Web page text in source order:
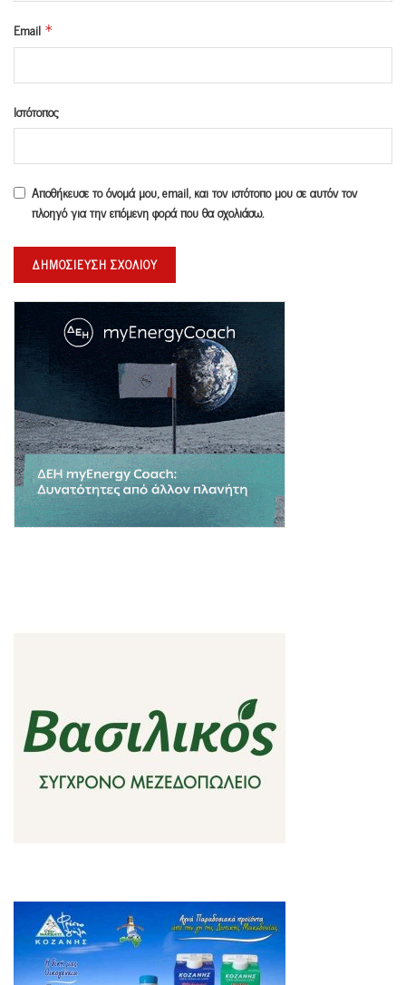
Email *
Ιστότοπος
Αποθήκευσε το όνομά μου, email, και τον ιστότοπο μου σε αυτόν τον
πλοηγό για την επόμενη φορά που θα σχολιάσω.